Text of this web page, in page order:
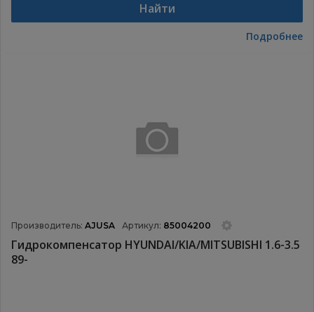
Найти
Подробнее
Производитель: AJUSA Артикул: 85004200
Гидрокомпенсатор HYUNDAI/KIA/MITSUBISHI 1.6-3.5
89-